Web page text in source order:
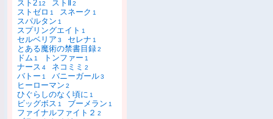
スト2 12 ストⅡ2
ストゼロ 1 スネーク 1
スパルタン 1
スプリングエイト 1
セルベリア 3 セレナ 1
とある魔術の禁書目録2
ドム 1 トンファー 1
ナース 4 ネコミミ 2
バトー 1 バニーガール3
ヒーローマン 2
ひぐらしのなく頃に 1
ビッグボス 1 ブーメラン 1
ファイナルファイト２ 2